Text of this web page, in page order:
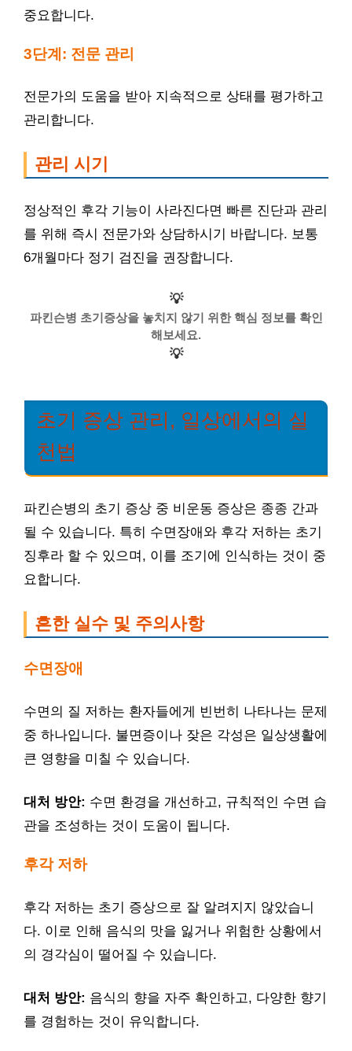
중요합니다.
3단계: 전문 관리
전문가의 도움을 받아 지속적으로 상태를 평가하고
관리합니다.
관리 시기
정상적인 후각 기능이 사라진다면 빠른 진단과 관리
를 위해 즉시 전문가와 상담하시기 바랍니다. 보통
6개월마다 정기 검진을 권장합니다.
💡
파킨슨병 초기증상을 놓치지 않기 위한 핵심 정보를 확인
해보세요.
💡
초기 증상 관리, 일상에서의 실
천법
파킨슨병의 초기 증상 중 비운동 증상은 종종 간과
될 수 있습니다. 특히 수면장애와 후각 저하는 초기
징후라 할 수 있으며, 이를 조기에 인식하는 것이 중
요합니다.
흔한 실수 및 주의사항
수면장애
수면의 질 저하는 환자들에게 빈번히 나타나는 문제
중 하나입니다. 불면증이나 잦은 각성은 일상생활에
큰 영향을 미칠 수 있습니다.
대처 방안: 수면 환경을 개선하고, 규칙적인 수면 습
관을 조성하는 것이 도움이 됩니다.
후각 저하
후각 저하는 초기 증상으로 잘 알려지지 않았습니
다. 이로 인해 음식의 맛을 잃거나 위험한 상황에서
의 경각심이 떨어질 수 있습니다.
대처 방안: 음식의 향을 자주 확인하고, 다양한 향기
를 경험하는 것이 유익합니다.